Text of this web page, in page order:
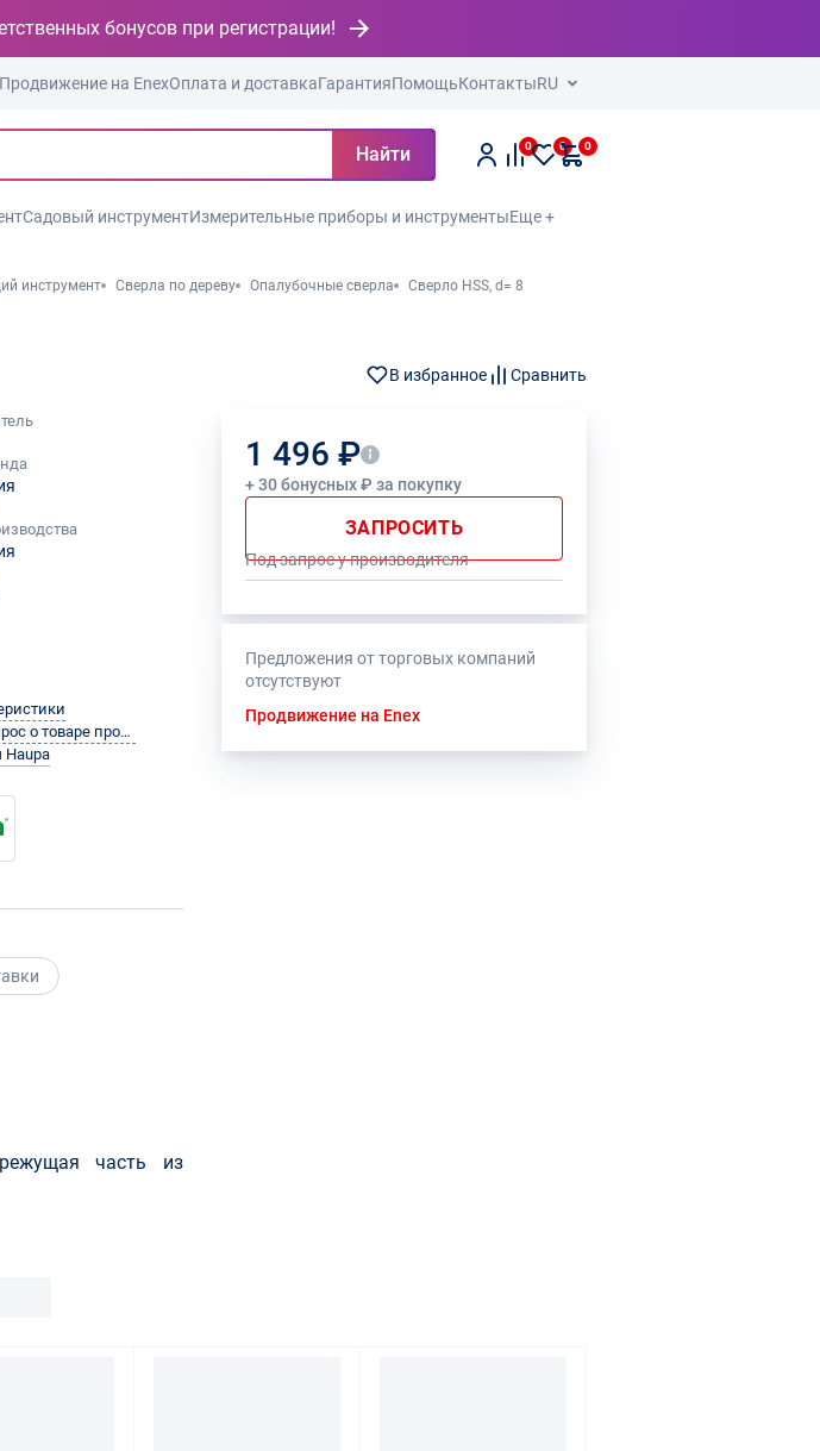
бонусов при регистрации!
Продвижение на EnexОплата и доставкаГарантияПомощьКонтактыRU
Найти 0 0 0
Садовый инструментИзмерительные приборы и инструментыЕще +
инструмент Сверла по дереву Опалубочные сверла Сверло HSS, d= 8
В избранное Сравнить
Задать вопрос о товаре производителю
Haupa
1 496 ₽
+ 30 бонусных ₽ за покупку
ЗАПРОСИТЬ
Под запрос у производителя
Предложения от торговых компаний
отсутствуют
Продвижение на Enex
часть из